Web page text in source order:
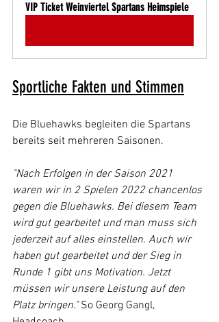
VIP Ticket Weinviertel Spartans Heimspiele
Sportliche Fakten und Stimmen
Die Bluehawks begleiten die Spartans
bereits seit mehreren Saisonen.
"Nach Erfolgen in der Saison 2021
waren wir in 2 Spielen 2022 chancenlos
gegen die Bluehawks. Bei diesem Team
wird gut gearbeitet und man muss sich
jederzeit auf alles einstellen. Auch wir
haben gut gearbeitet und der Sieg in
Runde 1 gibt uns Motivation. Jetzt
müssen wir unsere Leistung auf den
Platz bringen." So Georg Gangl,